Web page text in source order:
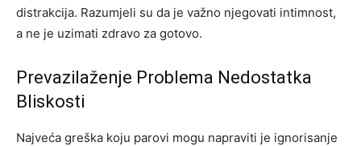
distrakcija. Razumjeli su da je važno njegovati intimnost,
a ne je uzimati zdravo za gotovo.
Prevazilaženje Problema Nedostatka
Bliskosti
Najveća greška koju parovi mogu napraviti je ignorisanje